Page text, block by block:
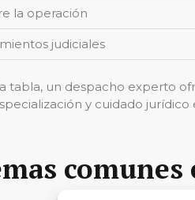
la operación
judiciales
tabla, un despacho experto
y cuidado
comunes